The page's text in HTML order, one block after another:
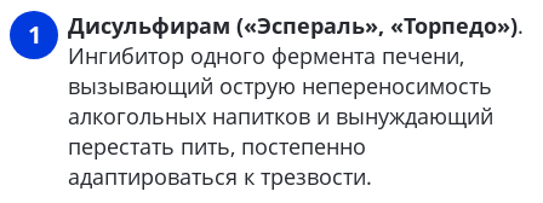
Дисульфирам («Эспераль», «Торпедо»).
Ингибитор одного фермента печени,
вызывающий острую непереносимость
алкогольных напитков и вынуждающий
перестать пить, постепенно
адаптироваться к трезвости.